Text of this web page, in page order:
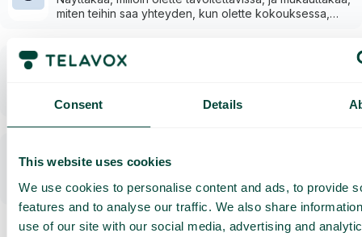
Consent Details
This website uses cookies
We use cookies to personalise content and ads, to provide
features and to analyse our traffic. We also share
use of our site with our social media, advertising and
miten teihin saa yhteyden, kun olette kokouksessa,
Vaihteen painikevalinta
vaivattomasti ja tavoittaa oikea osasto suoraan.
asiakkaan valintojen perusteella.
Tervetuloviesti
asiaankuuluvat tiedot ja mahdollisuuden odottaa
jonossa tai hyväksyä takaisinsoitto.